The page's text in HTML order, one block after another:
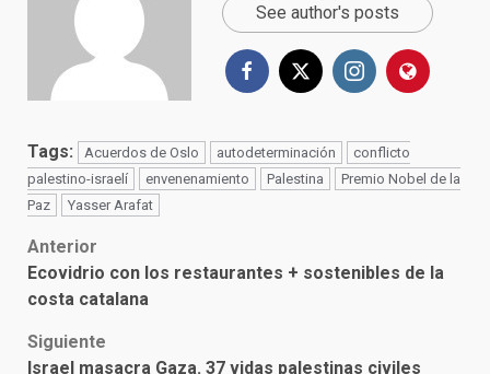
See author's posts
Tags: Acuerdos de Oslo autodeterminación
conflicto
palestino-israelí
envenenamiento Palestina
Premio Nobel de la
Paz
Yasser Arafat
Post
navigation
Anterior
Ecovidrio con los restaurantes + sostenibles de la
costa catalana
Siguiente
Israel masacra Gaza. 37 vidas palestinas civiles